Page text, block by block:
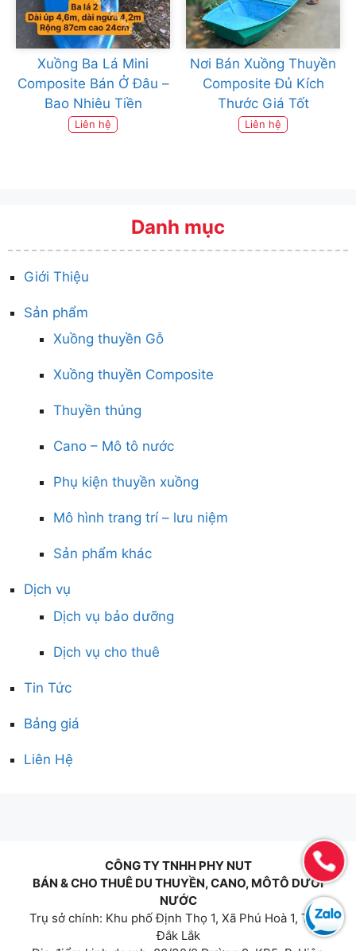
Xuồng Ba Lá Mini
Composite Bán Ở Đâu –
Bao Nhiêu Tiền
Liên hệ
Nơi Bán Xuồng Thuyền
Composite Đủ Kích
Thước Giá Tốt
Liên hệ
Danh mục
Giới Thiệu
Sản phẩm
Xuồng thuyền Gỗ
Xuồng thuyền Composite
Thuyền thúng
Cano – Mô tô nước
Phụ kiện thuyền xuồng
Mô hình trang trí – lưu niệm
Sản phẩm khác
Dịch vụ
Dịch vụ bảo dưỡng
Dịch vụ cho thuê
Tin Tức
Bảng giá
Liên Hệ
CÔNG TY TNHH PHY NUT
BÁN & CHO THUÊ DU THUYỀN, CANO, MÔTÔ DƯỚI
NƯỚC
Trụ sở chính: Khu phố Định Thọ 1, Xã Phú Hoà 1, Tỉnh
Đắk Lắk